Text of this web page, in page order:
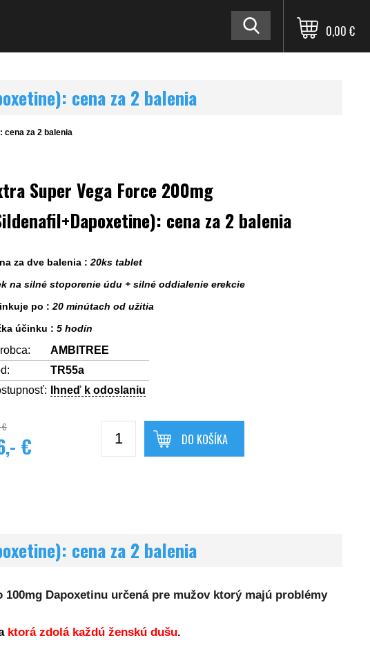
0,00 €
cena za 2 balenia
cena za 2 balenia
Super Vega Force 200mg
cena za 2 balenia
za dve balenia : 20ks tablet
na silné stoporenie údu + silné oddialenie erekcie
po :20 minútach od užitia
účinku : 5 hodín
AMBITREE
TR55a
Ihneď k odoslaniu
€
€ DO KOŠÍKA
cena za 2 balenia
100mg Dapoxetinu určená pre mužov ktorý majú problémy
ktorá zdolá každú ženskú dušu.